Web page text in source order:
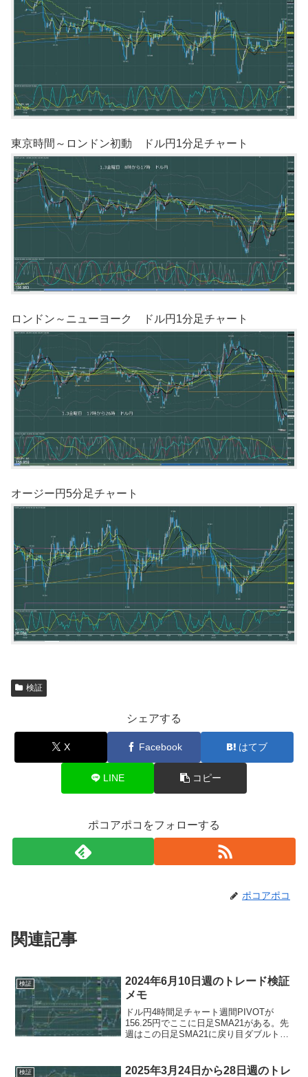
東京時間～ロンドン初動 ドル円1分足チャート
ロンドン～ニューヨーク ドル円1分足チャート
オージー円5分足チャート
検証
シェアする
X Facebook はてブ
LINE コピー
ポコアポコをフォローする
ポコアポコ
関連記事
検証
2024年6月10日週のトレード検証
メモ
ドル円4時間足チャート週間PIVOTが
156.25円でここに日足SMA21がある。先
週はこの日足SMA21に戻り目ダブルトッ
は週間PIVOT&日足SMA21&156円が...
検証
2025年3月24日から28日週のトレ